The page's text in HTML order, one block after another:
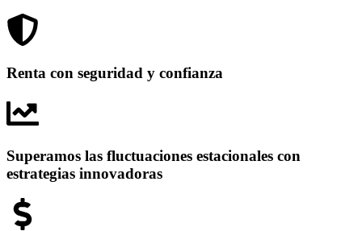
Renta con seguridad y confianza
Superamos las fluctuaciones estacionales con
estrategias innovadoras